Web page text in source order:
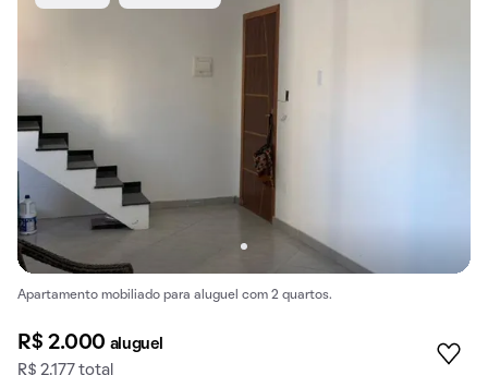
Apartamento mobiliado para aluguel com 2 quartos.
R$ 2.000 aluguel
R$ 2.177 total